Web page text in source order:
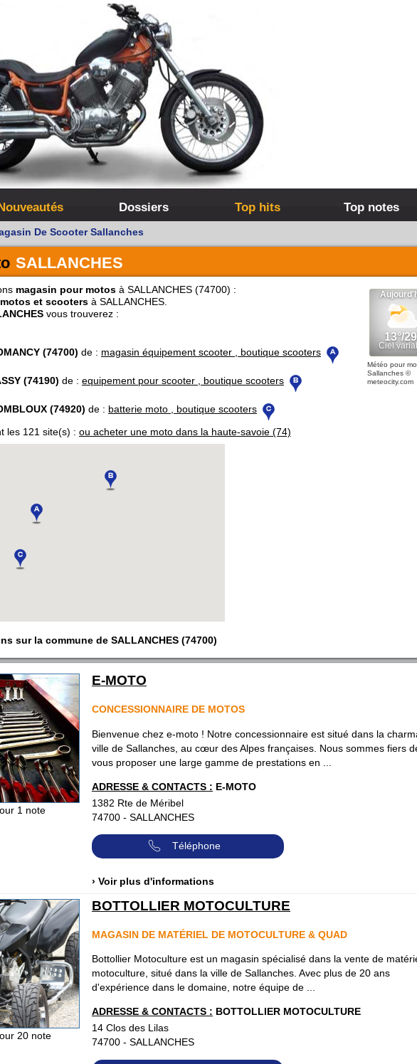
Dossiers Top hits Top notes
De Scooter Sallanches
SALLANCHES
magasin pour motos à SALLANCHES (74700) :
et scooters à SALLANCHES.
vous trouverez :
(74700) de : magasin équipement scooter , boutique scooters
(74190) de : equipement pour scooter , boutique scooters
(74920) de : batterie moto , boutique scooters
les 121 site(s) : ou acheter une moto dans la haute-savoie (74)
Météo pour
Sallanches ©
meteocity.com
sur la commune de SALLANCHES (74700)
1 note
E-MOTO
CONCESSIONNAIRE DE MOTOS
Bienvenue chez e-moto ! Notre concessionnaire est situé dans la
ville de Sallanches, au cœur des Alpes françaises. Nous sommes fiers
vous proposer une large gamme de prestations en ...
ADRESSE & CONTACTS : E-MOTO
1382 Rte de Méribel
74700 - SALLANCHES
Téléphone
› Voir plus d'informations
20 note
BOTTOLLIER MOTOCULTURE
MAGASIN DE MATÉRIEL DE MOTOCULTURE & QUAD
Bottollier Motoculture est un magasin spécialisé dans la vente de
motoculture, situé dans la ville de Sallanches. Avec plus de 20 ans
d'expérience dans le domaine, notre équipe de ...
ADRESSE & CONTACTS : BOTTOLLIER MOTOCULTURE
14 Clos des Lilas
74700 - SALLANCHES